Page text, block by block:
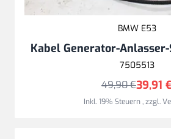
BMW E53
Kabel Generator-
7505513
39,91
49,90 €
Inkl. 19% Steuern,zzgl.